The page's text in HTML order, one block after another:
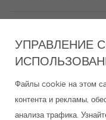
Программа
УПРАВЛЕНИЕ
Файлы cookie на этом
контента и рекламы,
анализа трафика.